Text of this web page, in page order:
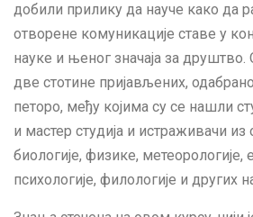
добили прилику да науче како да
отворене комуникације ставе у
науке и њеног значаја за
две стотине пријављених,
петоро, међу којима су се нашли
и мастер студија и истраживачи
биологије, физике, метеорологије,
психологије, филологије и других